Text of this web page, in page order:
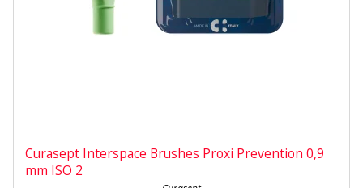
Curasept Interspace Brushes Proxi Prevention 0,9
mm ISO 2